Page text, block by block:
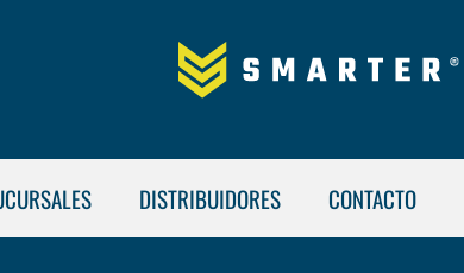
DISTRIBUIDORES CONTACTO